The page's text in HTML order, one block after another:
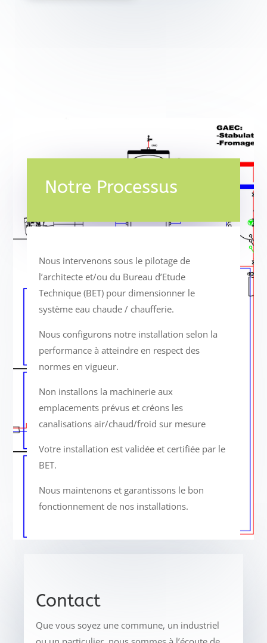
Notre Processus
Nous intervenons sous le pilotage de
l’architecte et/ou du Bureau d’Etude
Technique (BET) pour dimensionner le
système eau chaude / chaufferie.
Nous configurons notre installation selon la
performance à atteindre en respect des
normes en vigueur.
Non installons la machinerie aux
emplacements prévus et créons les
canalisations air/chaud/froid sur mesure
Votre installation est validée et certifiée par le
BET.
Nous maintenons et garantissons le bon
fonctionnement de nos installations.
Contact
Que vous soyez une commune, un industriel